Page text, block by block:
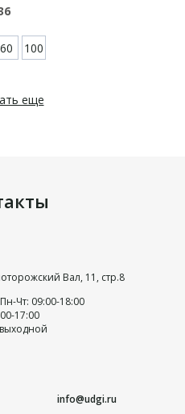
60 100
еще
Вал, 11, стр.8
Чт: 09:00-18:00
17:00
info@udgi.ru